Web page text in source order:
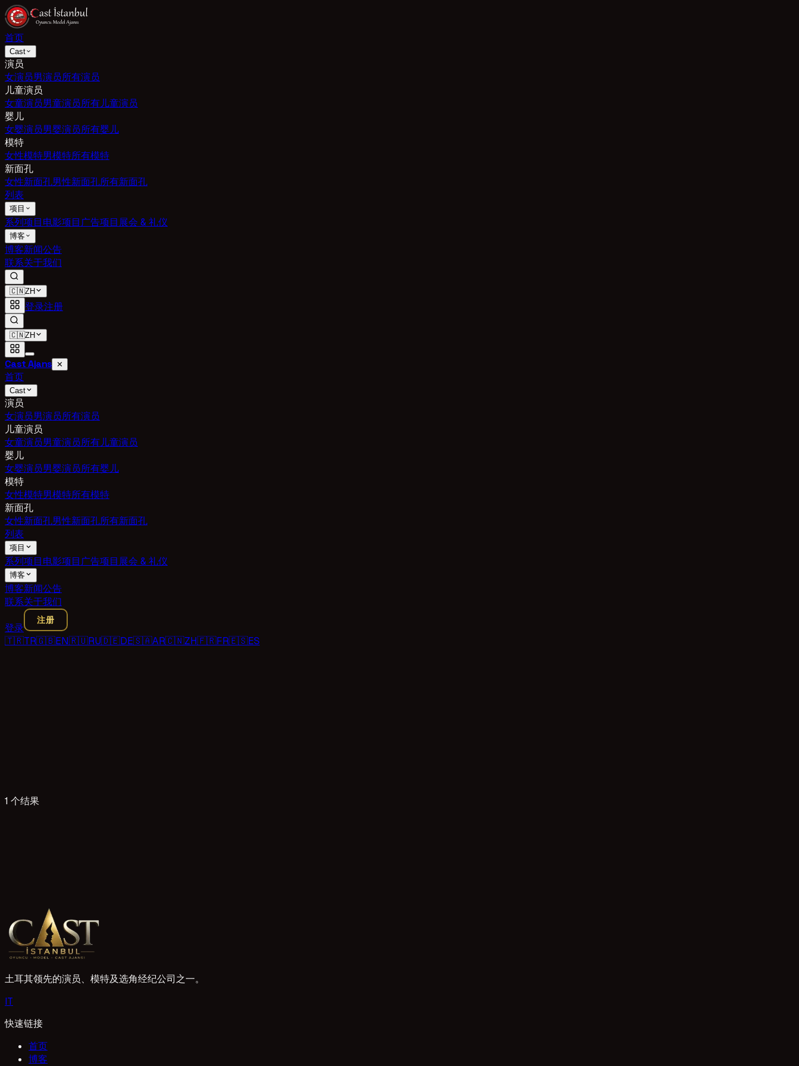
首页
Cast
演员
女演员男演员所有演员
儿童演员
女童演员男童演员所有儿童演员
婴儿
女婴演员男婴演员所有婴儿
模特
女性模特男模特所有模特
新面孔
女性新面孔男性新面孔所有新面孔
列表
项目
系列项目电影项目广告项目展会 & 礼仪
博客
博客新闻公告
联系关于我们
🇨🇳ZH
登录注册
🇨🇳ZH
Cast Ajans ✕
首页
Cast
演员
女演员男演员所有演员
儿童演员
女童演员男童演员所有儿童演员
婴儿
女婴演员男婴演员所有婴儿
模特
女性模特男模特所有模特
新面孔
女性新面孔男性新面孔所有新面孔
列表
项目
系列项目电影项目广告项目展会 & 礼仪
博客
博客新闻公告
联系关于我们
登录
注册
🇹🇷TR🇬🇧EN🇷🇺RU🇩🇪DE🇸🇦AR🇨🇳ZH🇫🇷FR🇪🇸ES
1 个结果
市的申请，旨在将年轻人才与合适的项目联系起来。
1 Mayıs 2026
土耳其领先的演员、模特及选角经纪公司之一。
IT
快速链接
首页
博客